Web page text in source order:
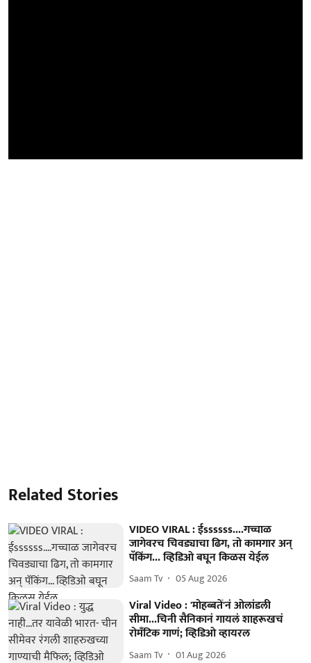
Related Stories
VIDEO VIRAL : ईssssss....गच्चाळ
जागेवरच चिवड्याचा ढिग, तो कामगार अन्
पॅकिंग... व्हिडिओ बघून किळस येईल
Saam Tv 05 Aug 2026
Viral Video : 'मोहब्बतें'नं ओलांडली
सीमा...चिनी सैनिकानं गायलं शाहरूखचं
रोमँटिक गाणं; व्हिडिओ व्हायरल
Saam Tv 01 Aug 2026